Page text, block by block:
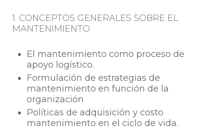
1. CONCEPTOS GENERALES SOBRE EL
MANTENIMIENTO
El mantenimiento como proceso de
apoyo logístico.
Formulación de estrategias de
mantenimiento en función de la
organización
Políticas de adquisición y costo
mantenimiento en el ciclo de vida.